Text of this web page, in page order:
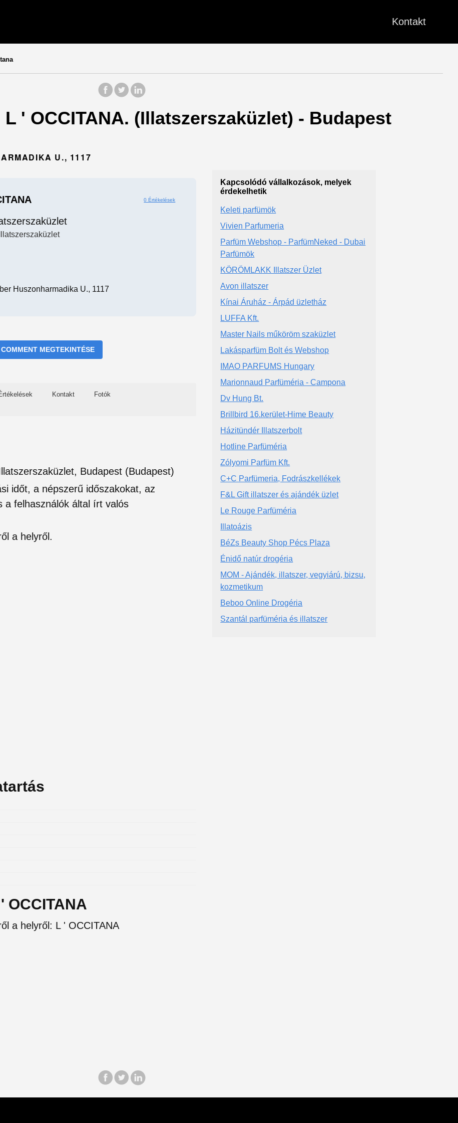
Kontakt
' OCCITANA. (Illatszerszaküzlet) - Budapest
U., 1117
0 Értékelések
Illatszerszaküzlet
Huszonharmadika U., 1117
MEGTEKINTÉSE
Kontakt Fotók
Budapest (Budapest)
időt, a népszerű időszakokat, az
a felhasználók által írt valós
a helyről.
OCCITANA
a helyről: L ' OCCITANA
Kapcsolódó vállalkozások, melyek
érdekelhetik
Keleti parfümök
Vivien Parfumeria
Parfüm Webshop - ParfümNeked - Dubai
Parfümök
KÖRÖMLAKK Illatszer Üzlet
Avon illatszer
Kínai Áruház - Árpád üzletház
LUFFA Kft.
Master Nails műköröm szaküzlet
Lakásparfüm Bolt és Webshop
IMAO PARFUMS Hungary
Marionnaud Parfüméria - Campona
Dv Hung Bt.
Brillbird 16.kerület-Hime Beauty
Házitündér Illatszerbolt
Hotline Parfüméria
Zólyomi Parfüm Kft.
C+C Parfümeria, Fodrászkellékek
F&L Gift illatszer és ajándék üzlet
Le Rouge Parfüméria
Illatoázis
BéZs Beauty Shop Pécs Plaza
Énidő natúr drogéria
MOM - Ajándék, illatszer, vegyiárú, bizsu,
kozmetikum
Beboo Online Drogéria
Szantál parfüméria és illatszer